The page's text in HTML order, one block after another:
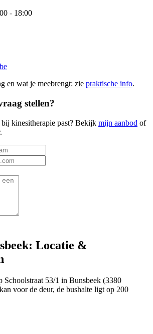
- 18:00
en wat je meebrengt: zie praktische info.
stellen?
kinesitherapie past? Bekijk mijn aanbod of
Locatie &
Schoolstraat 53/1 in Bunsbeek (3380
voor de deur, de bushalte ligt op 200